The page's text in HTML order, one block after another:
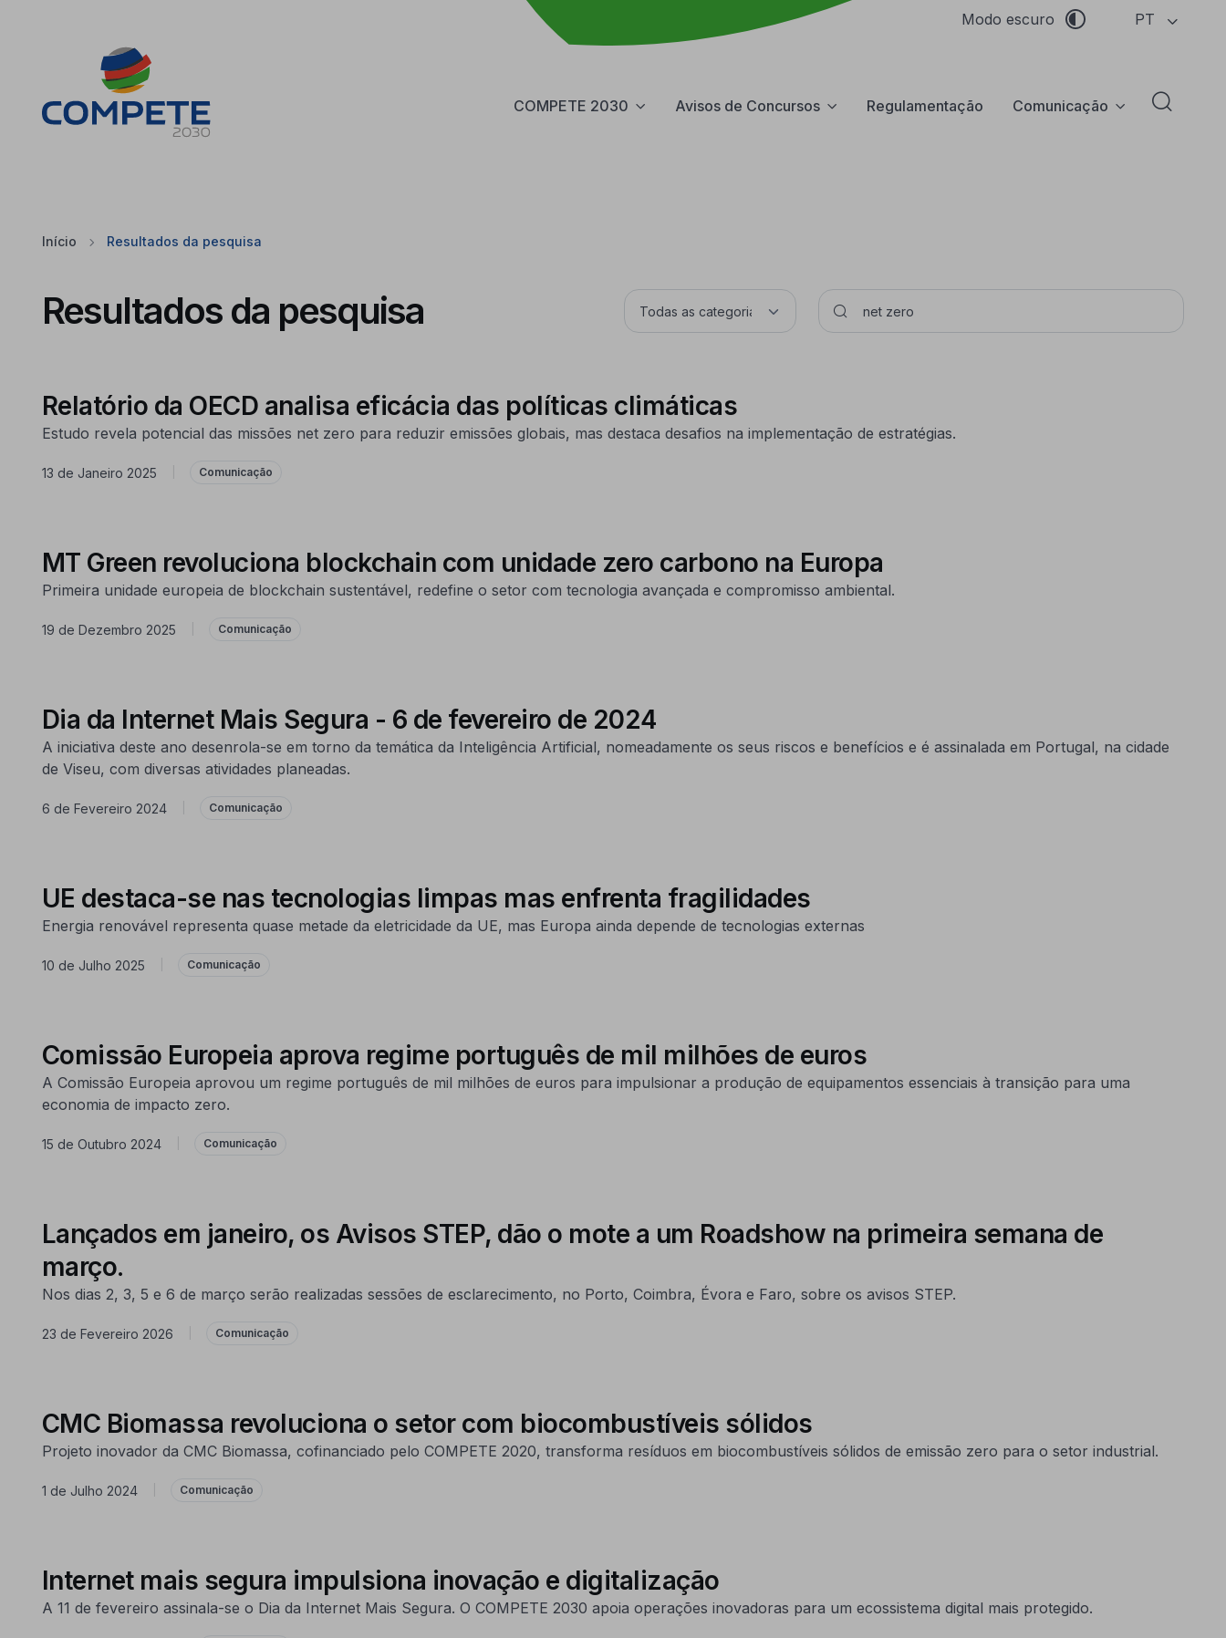
Modo escuro PT
COMPETE 2030 Avisos de Concursos Regulamentação Comunicação Abrir
Início Resultados da pesquisa
Resultados da pesquisa
Relatório da OECD analisa eficácia das políticas climáticas
Estudo revela potencial das missões net zero para reduzir emissões globais, mas destaca desafios na implementação de estratégias.
13 de Janeiro 2025 Comunicação
MT Green revoluciona blockchain com unidade zero carbono na Europa
Primeira unidade europeia de blockchain sustentável, redefine o setor com tecnologia avançada e compromisso ambiental.
19 de Dezembro 2025 Comunicação
Dia da Internet Mais Segura - 6 de fevereiro de 2024
A iniciativa deste ano desenrola-se em torno da temática da Inteligência Artificial, nomeadamente os seus riscos e benefícios e é assinalada em Portugal, na cidade
de Viseu, com diversas atividades planeadas.
6 de Fevereiro 2024 Comunicação
UE destaca-se nas tecnologias limpas mas enfrenta fragilidades
Energia renovável representa quase metade da eletricidade da UE, mas Europa ainda depende de tecnologias externas
10 de Julho 2025 Comunicação
Comissão Europeia aprova regime português de mil milhões de euros
A Comissão Europeia aprovou um regime português de mil milhões de euros para impulsionar a produção de equipamentos essenciais à transição para uma
economia de impacto zero.
15 de Outubro 2024 Comunicação
Lançados em janeiro, os Avisos STEP, dão o mote a um Roadshow na primeira semana de
março.
Nos dias 2, 3, 5 e 6 de março serão realizadas sessões de esclarecimento, no Porto, Coimbra, Évora e Faro, sobre os avisos STEP.
23 de Fevereiro 2026 Comunicação
CMC Biomassa revoluciona o setor com biocombustíveis sólidos
Projeto inovador da CMC Biomassa, cofinanciado pelo COMPETE 2020, transforma resíduos em biocombustíveis sólidos de emissão zero para o setor industrial.
1 de Julho 2024 Comunicação
Internet mais segura impulsiona inovação e digitalização
A 11 de fevereiro assinala-se o Dia da Internet Mais Segura. O COMPETE 2030 apoia operações inovadoras para um ecossistema digital mais protegido.